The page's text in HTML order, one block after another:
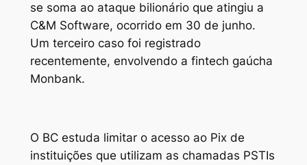
se soma ao ataque bilionário que atingiu a
C&M Software, ocorrido em 30 de junho.
Um terceiro caso foi registrado
recentemente, envolvendo a fintech gaúcha
Monbank.
O BC estuda limitar o acesso ao Pix de
instituições que utilizam as chamadas PSTIs